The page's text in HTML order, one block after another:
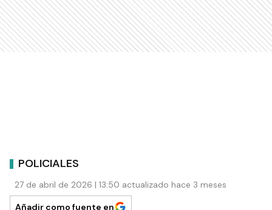
POLICIALES
27 de abril de 2026 | 13:50 actualizado hace 3 meses
Añadir como fuente en